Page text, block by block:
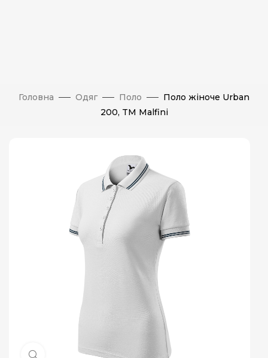
Головна Одяг Поло
Поло жіноче Urban
200, TM Malfini
Натисніть, щоб збільшити